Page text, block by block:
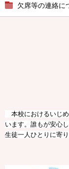
欠席等の連絡に
本校におけるいじ
います。誰もが安心
生徒一人ひとりに寄